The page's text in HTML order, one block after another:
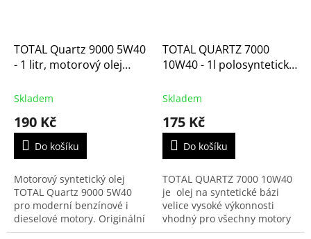
TOTAL Quartz 9000 5W40
- 1 litr, motorový olej
Skladem
190 Kč
Do košíku
Motorový syntetický olej
TOTAL Quartz 9000 5W40
pro moderní benzínové i
dieselové motory. Originální
olej přímo doporučovaný
TOTAL QUARTZ 7000
10W40 - 1l polosyntetický
Skladem
175 Kč
Do košíku
TOTAL QUARTZ 7000 10W40
je olej na syntetické bázi
velice vysoké výkonnosti
vhodný pro všechny motory
(turbo, víceventilové),